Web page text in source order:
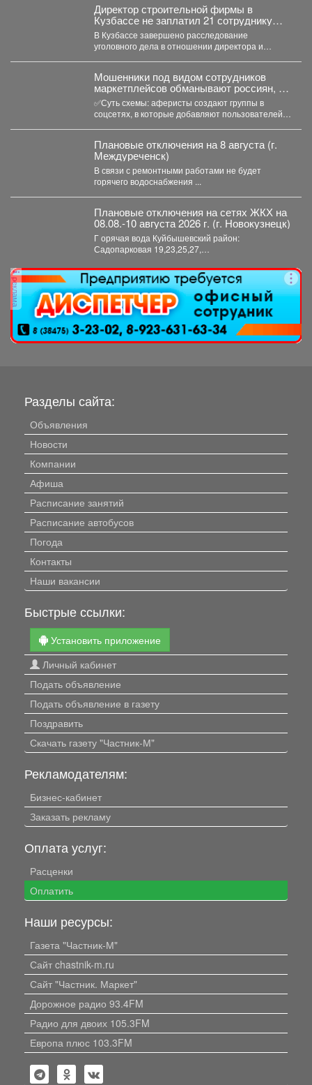
Директор строительной фирмы в
Кузбассе не заплатил 21 сотруднику
деньги
В Кузбассе завершено расследование
уголовного дела в отношении директора и
Мошенники под видом сотрудников
маркетплейсов обманывают россиян, у
которых скоро день рождения.
✅Суть схемы: аферисты создают группы в
соцсетях, в которые добавляют пользователей в
Плановые отключения на 8 августа (г.
Междуреченск)
В связи с ремонтными работами не будет
горячего водоснабжения ...
Плановые отключения на сетях ЖКХ на
08.08.-10 августа 2026 г. (г. Новокузнецк)
Г орячая вода Куйбышевский район:
Садопарковая 19,23,25,27,
реклама
Разделы сайта:
Объявления
Новости
Компании
Афиша
Расписание занятий
Расписание автобусов
Погода
Контакты
Наши вакансии
Быстрые ссылки:
Установить приложение
Личный кабинет
Подать объявление
Подать объявление в газету
Поздравить
Скачать газету "Частник-М"
Рекламодателям:
Бизнес-кабинет
Заказать рекламу
Оплата услуг:
Расценки
Оплатить
Наши ресурсы:
Газета "Частник-М"
Сайт chastnik-m.ru
Сайт "Частник. Маркет"
Дорожное радио 93.4FM
Радио для двоих 105.3FM
Европа плюс 103.3FM